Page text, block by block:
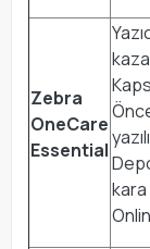
Zebra
OneCare
Essential